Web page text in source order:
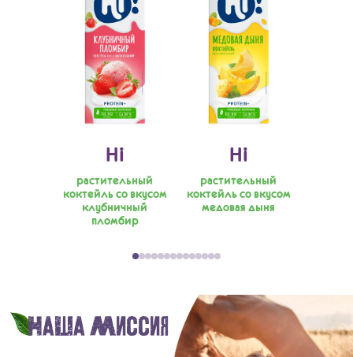
Hiburgertour
Рецепты
Блог
Hi
растительный
коктейль со вкусом
клубничный
пломбир
Hi
растительный
коктейль со вкусом
медовая дыня
Наша миссия